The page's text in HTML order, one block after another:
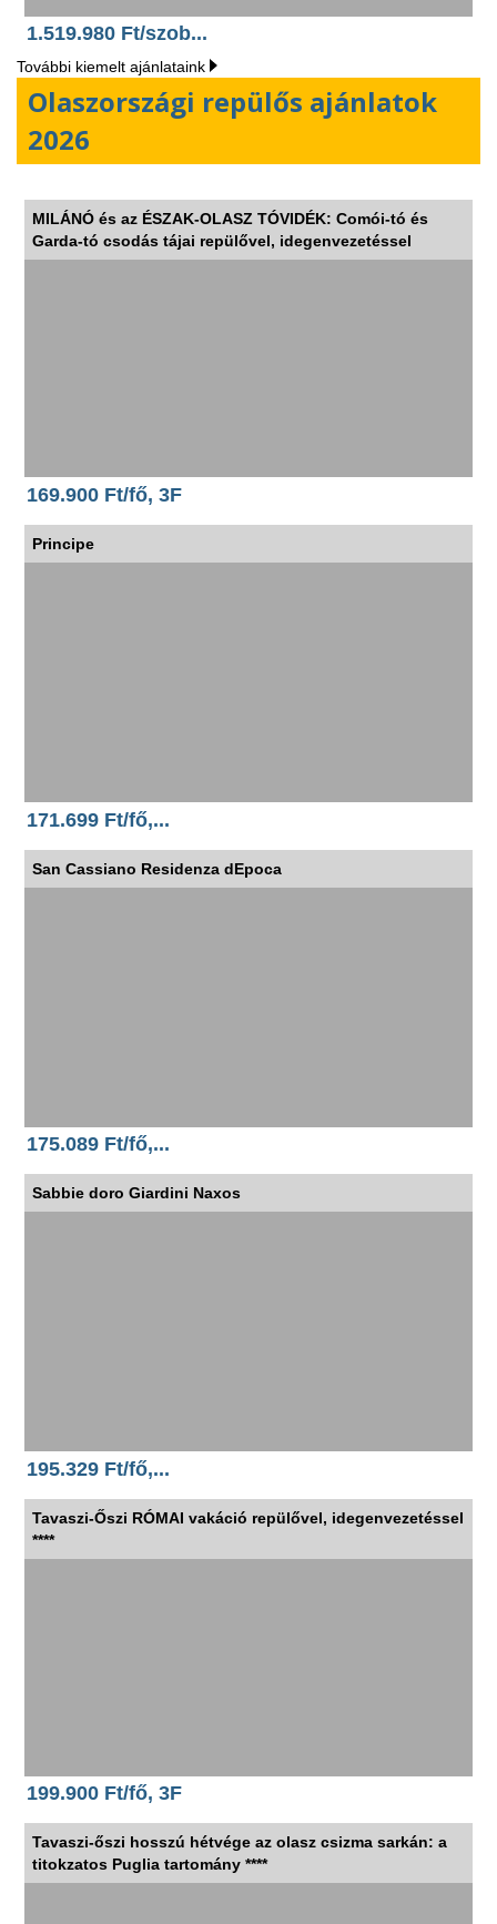
1.519.980 Ft/szob...
További kiemelt ajánlataink
Olaszországi repülős ajánlatok
2026
MILÁNÓ és az ÉSZAK-OLASZ TÓVIDÉK: Comói-tó és
Garda-tó csodás tájai repülővel, idegenvezetéssel
169.900 Ft/fő, 3F
Principe
171.699 Ft/fő,...
San Cassiano Residenza dEpoca
175.089 Ft/fő,...
Sabbie doro Giardini Naxos
195.329 Ft/fő,...
Tavaszi-Őszi RÓMAI vakáció repülővel, idegenvezetéssel
****
199.900 Ft/fő, 3F
Tavaszi-őszi hosszú hétvége az olasz csizma sarkán: a
titokzatos Puglia tartomány ****